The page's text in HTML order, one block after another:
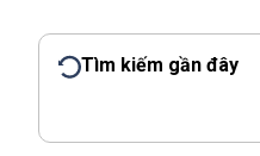
Tìm kiếm gần đây